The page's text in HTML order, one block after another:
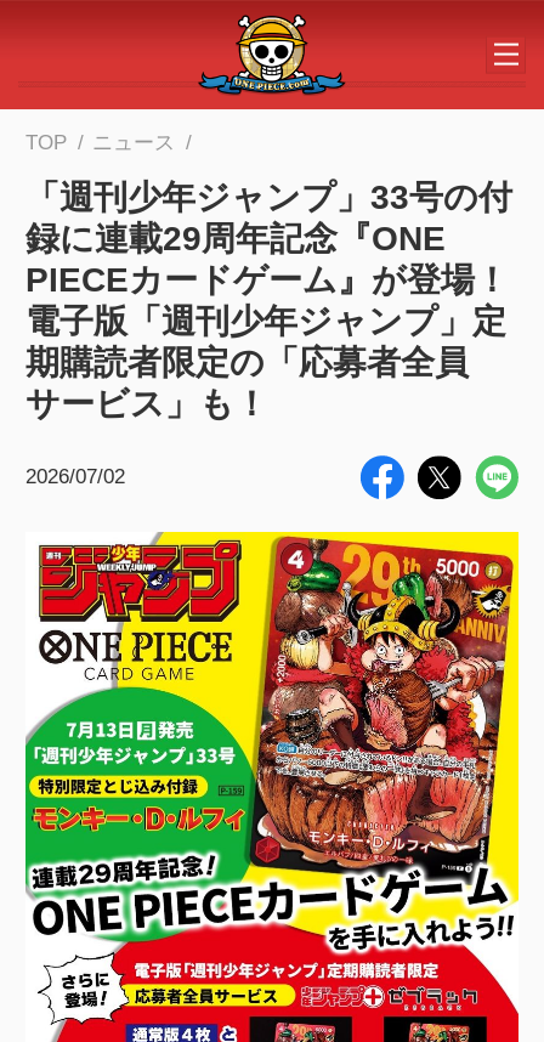
メインコンテンツへスキップする
TOP ニュース
「週刊少年ジャンプ」33号の付
録に連載29周年記念『ONE
PIECEカードゲーム』が登場！
電子版「週刊少年ジャンプ」定
期購読者限定の「応募者全員
サービス」も！
2026/07/02